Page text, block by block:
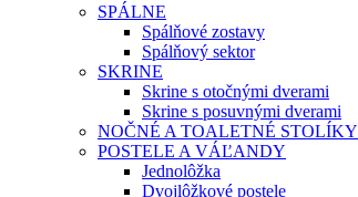
SPÁLNE
Spálňové zostavy
Spálňový sektor
SKRINE
Skrine s otočnými dverami
Skrine s posuvnými dverami
NOČNÉ A TOALETNÉ STOLÍKY
POSTELE A VÁĽANDY
Jednolôžka
Dvojlôžkové postele